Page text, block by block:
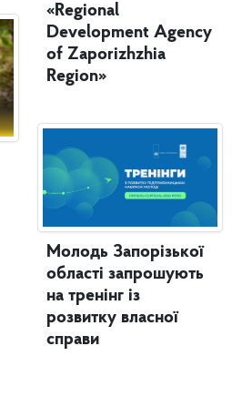
«Regional
Development Agency
of Zaporizhzhia
Region»
Молодь Запорізької
області запрошують
на тренінг із
розвитку власної
справи